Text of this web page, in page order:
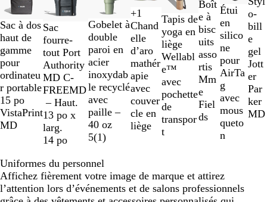
G
r
i
s
N
o
i
r
B
l
e
u
Sac à dos
haut de
gamme
pour
ordinateu
r portable
15 po
VistaPrint
MD
S
t
e
e
l
G
r
e
y
D
e
e
p
B
l
a
c
k
T
r
u
e
N
a
v
y
Sac
fourre-
tout Port
Authority
MD C-
FREEMD
– Haut.
13 po x
larg.
14 po
V
e
r
t
e
B
l
e
u
M
a
r
i
n
e
N
o
i
r
B
l
a
n
c
Gobelet à
double
paroi en
acier
inoxydab
le recyclé
avec
paille –
40 oz
5(1)
R
o
u
g
e
C
r
è
m
e
i
v
o
i
r
V
e
r
t
B
r
u
n
+1
Chand
elle
d’aro
mathér
apie
avec
couver
cle en
liège
Tapis de
yoga en
liège
Wellabl
e™
avec
pochette
de
transpor
t
A
r
g
e
n
t
O
r
Boît
e à
bisc
uits
asso
rtis
Mm
e
Fiel
ds
Étui
en
silico
ne
pour
AirTa
g
avec
mous
queto
n
o
r
p
s
g
r
i
s
a
o
r
p
s
g
r
i
s
a
o-
bill
e
gel
Jott
er
Par
ker
MD
2
sur
8
Uniformes du personnel
Affichez fièrement votre image de marque et attirez
l’attention lors d’événements et de salons professionnels